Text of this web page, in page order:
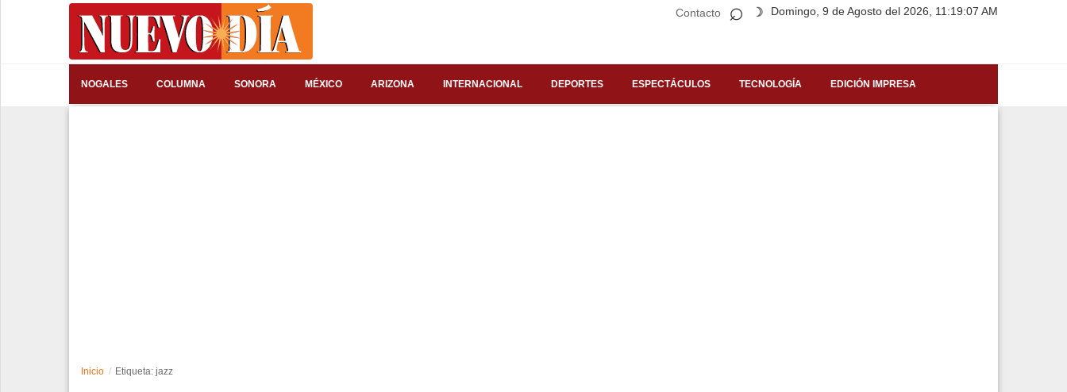
Contacto Domingo, 9 de Agosto del 2026, 11:19:07 AM
⌕ ☽
NOGALES COLUMNA SONORA MÉXICO ARIZONA INTERNACIONAL DEPORTES ESPECTÁCULOS TECNOLOGÍA EDICIÓN IMPRESA
Inicio Etiqueta: jazz